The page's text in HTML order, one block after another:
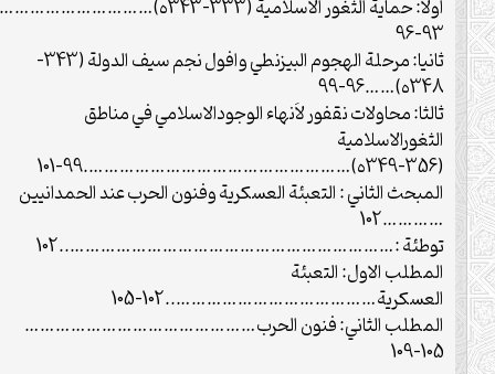
اولا: حماية الثغور الاسلامية (333-343ه)…………………………
93-96
ثانيا: مرحلة الهجوم البيزنطي وافول نجم سيف الدولة (343-
348ه)……96-99
ثالثا: محاولات نقفور لاَنهاء الوجودالاسلامي في مناطق
الثغورالاسلامية
(349-356ه)…………………………………………….99-101
المبحث الثاني : التعبئة العسكرية وفنون الحرب عند الحمدانيين
…………102
توطئة :………………………………………………………..102
المطلب الاول: التعبئة
العسكرية…………………………………..102-105
المطلب الثاني: فنون الحرب………………………………………
105-109